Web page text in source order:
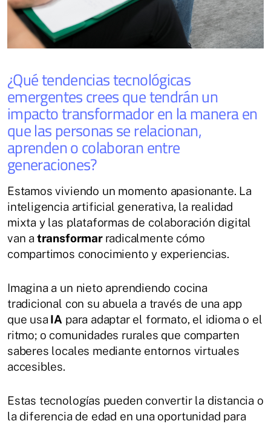
¿Qué tendencias tecnológicas
emergentes crees que tendrán un
impacto transformador en la manera en
que las personas se relacionan,
aprenden o colaboran entre
generaciones?
Estamos viviendo un momento apasionante. La
inteligencia artificial generativa, la realidad
mixta y las plataformas de colaboración digital
van a transformar radicalmente cómo
compartimos conocimiento y experiencias.
Imagina a un nieto aprendiendo cocina
tradicional con su abuela a través de una app
que usa IA para adaptar el formato, el idioma o el
ritmo; o comunidades rurales que comparten
saberes locales mediante entornos virtuales
accesibles.
Estas tecnologías pueden convertir la distancia o
la diferencia de edad en una oportunidad para